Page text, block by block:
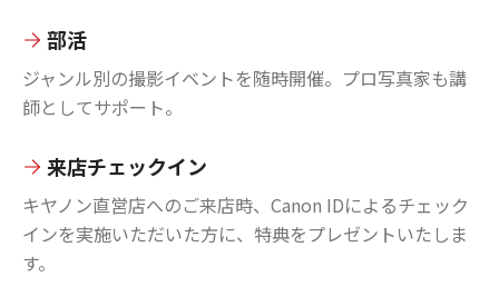
部活
ジャンル別の撮影イベントを随時開催。プロ写真家も講
師としてサポート。
来店チェックイン
キヤノン直営店へのご来店時、Canon IDによるチェック
インを実施いただいた方に、特典をプレゼントいたしま
す。